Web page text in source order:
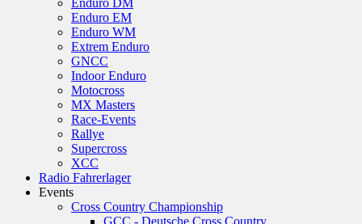
Enduro DM
Enduro EM
Enduro WM
Extrem Enduro
GNCC
Indoor Enduro
Motocross
MX Masters
Race-Events
Rallye
Supercross
XCC
Radio Fahrerlager
Events
Cross Country Championship
GCC - Deutsche Cross Country